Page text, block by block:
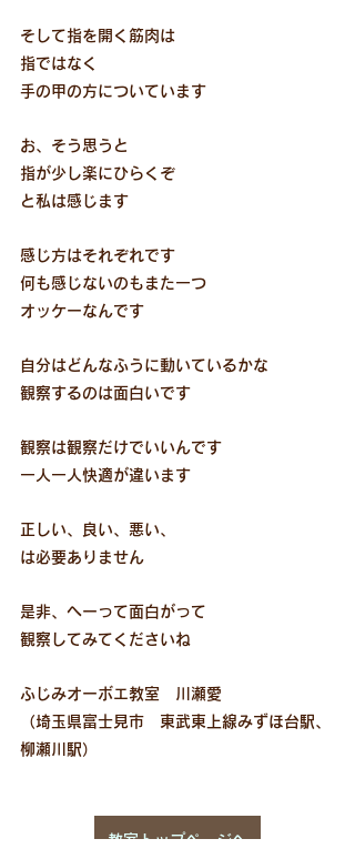
そして指を開く筋肉は
指ではなく
手の甲の方についています
お、そう思うと
指が少し楽にひらくぞ
と私は感じます
感じ方はそれぞれです
何も感じないのもまた一つ
オッケーなんです
自分はどんなふうに動いているかな
観察するのは面白いです
観察は観察だけでいいんです
一人一人快適が違います
正しい、良い、悪い、
は必要ありません
是非、へーって面白がって
観察してみてくださいね
ふじみオーボエ教室　川瀬愛
（埼玉県富士見市　東武東上線みずほ台駅、
柳瀬川駅）
教室トップページへ